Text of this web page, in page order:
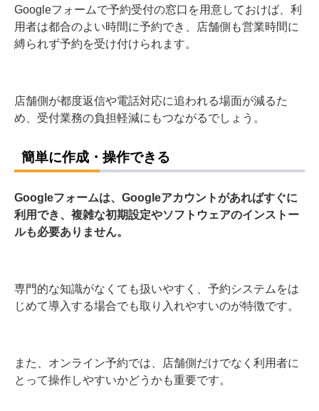
Googleフォームで予約受付の窓口を用意しておけば、利
用者は都合のよい時間に予約でき、店舗側も営業時間に
縛られず予約を受け付けられます。
店舗側が都度返信や電話対応に追われる場面が減るた
め、受付業務の負担軽減にもつながるでしょう。
簡単に作成・操作できる
Googleフォームは、Googleアカウントがあればすぐに
利用でき、複雑な初期設定やソフトウェアのインストー
ルも必要ありません。
専門的な知識がなくても扱いやすく、予約システムをは
じめて導入する場合でも取り入れやすいのが特徴です。
また、オンライン予約では、店舗側だけでなく利用者に
とって操作しやすいかどうかも重要です。